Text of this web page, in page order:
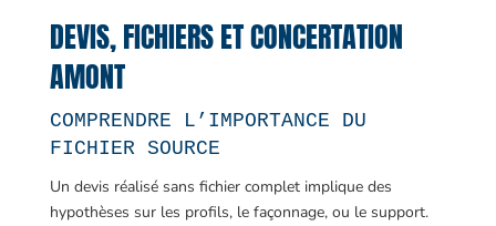
DEVIS, FICHIERS ET CONCERTATION
AMONT
COMPRENDRE L’IMPORTANCE DU
FICHIER SOURCE
Un devis réalisé sans fichier complet implique des
hypothèses sur les profils, le façonnage, ou le support.